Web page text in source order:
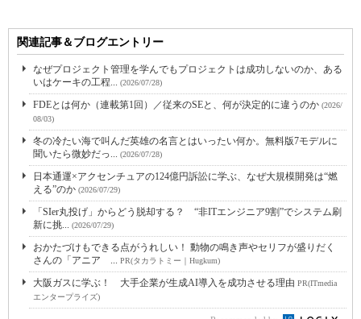
関連記事＆ブログエントリー
なぜプロジェクト管理を学んでもプロジェクトは成功しないのか、ある
いはケーキの工程... (2026/07/28)
FDEとは何か（連載第1回）／従来のSEと、何が決定的に違うのか (2026/
08/03)
冬の冷たい海で叫んだ英雄の名言とはいったい何か。無料版7モデルに
聞いたら微妙だっ... (2026/07/28)
日本通運×アクセンチュアの124億円訴訟に学ぶ、なぜ大規模開発は“燃
える”のか (2026/07/29)
「SIer丸投げ」からどう脱却する？ “非ITエンジニア9割”でシステム刷
新に挑... (2026/07/29)
おかたづけもできる点がうれしい！ 動物の鳴き声やセリフが盛りだく
さんの「アニア ... PR(タカラトミー｜Hugkum)
大阪ガスに学ぶ！ 大手企業が生成AI導入を成功させる理由 PR(ITmedia
エンタープライズ)